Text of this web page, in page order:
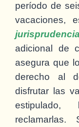
período de
vacaciones,
adicional de
asegura que
derecho al
disfrutar las
estipulado,
reclamarlas.